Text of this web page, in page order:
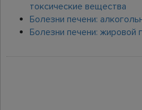
токсические вещества
Болезни печени:
Болезни печени: жировой